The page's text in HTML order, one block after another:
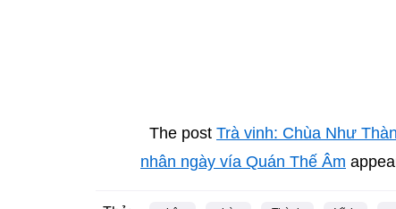
The post Trà vinh: Chùa Như
nhân ngày vía Quán Thế Âm